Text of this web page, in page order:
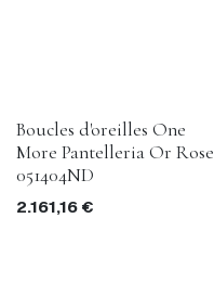
Boucles d'oreilles One
More Pantelleria Or Rose
051404ND
2.161,16 €